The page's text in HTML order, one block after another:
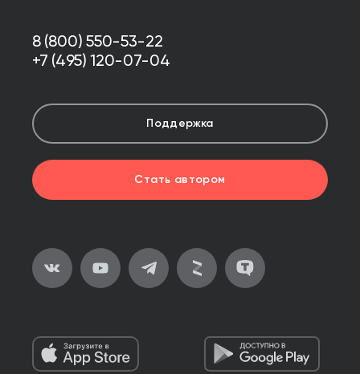
8 (800) 550-53-22
+7 (495) 120-07-04
Поддержка
Стать автором